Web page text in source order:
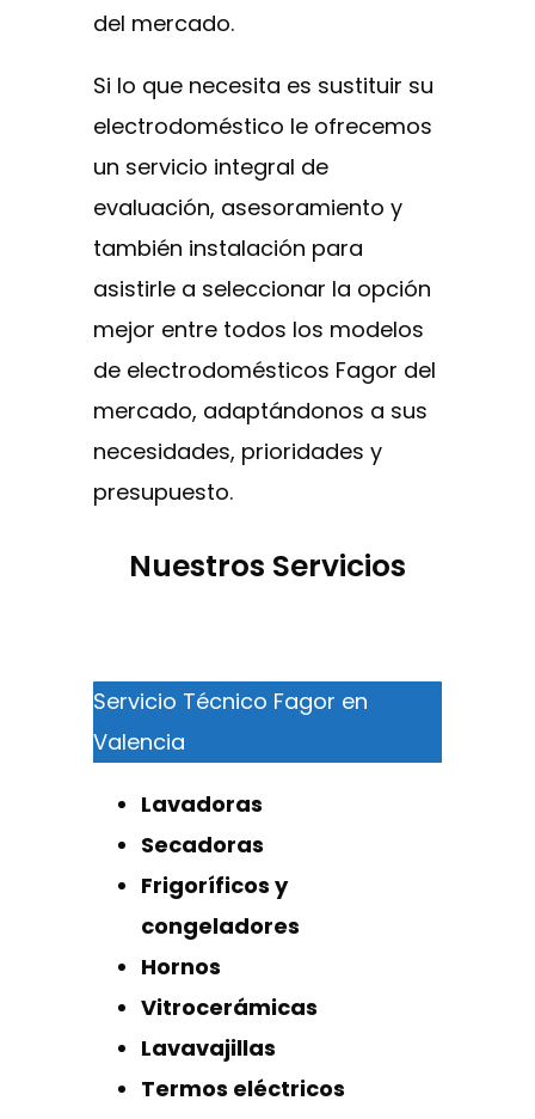
del mercado.
Si lo que necesita es sustituir su
electrodoméstico le ofrecemos
un servicio integral de
evaluación, asesoramiento y
también instalación para
asistirle a seleccionar la opción
mejor entre todos los modelos
de electrodomésticos Fagor del
mercado, adaptándonos a sus
necesidades, prioridades y
presupuesto.
Nuestros Servicios
Servicio Técnico Fagor en
Valencia
Lavadoras
Secadoras
Frigoríficos y
congeladores
Hornos
Vitrocerámicas
Lavavajillas
Termos eléctricos